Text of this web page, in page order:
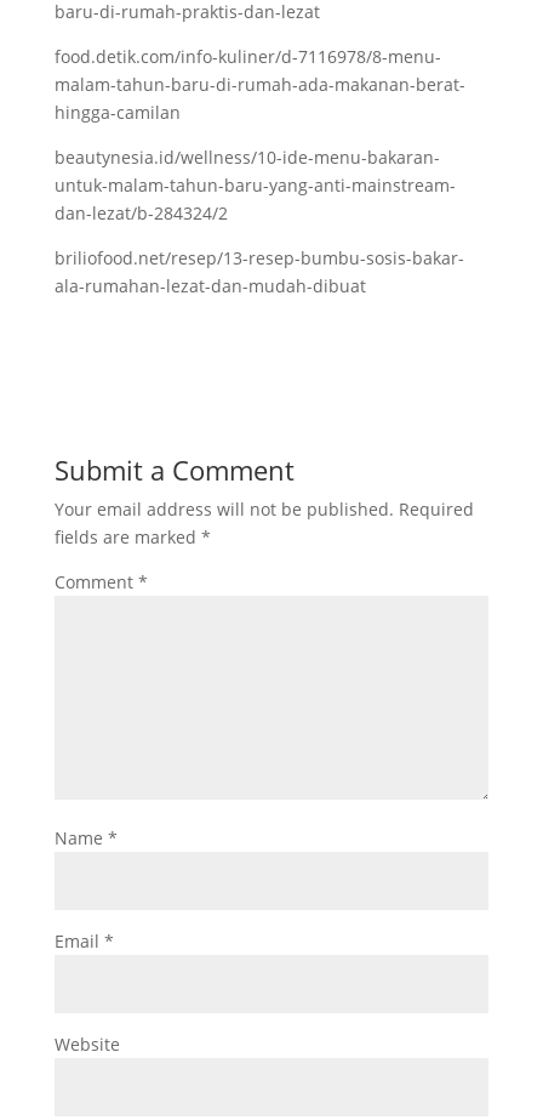
baru-di-rumah-praktis-dan-lezat
food.detik.com/info-kuliner/d-7116978/8-menu-
malam-tahun-baru-di-rumah-ada-makanan-berat-
hingga-camilan
beautynesia.id/wellness/10-ide-menu-bakaran-
untuk-malam-tahun-baru-yang-anti-mainstream-
dan-lezat/b-284324/2
briliofood.net/resep/13-resep-bumbu-sosis-bakar-
ala-rumahan-lezat-dan-mudah-dibuat
Submit a Comment
Your email address will not be published. Required
fields are marked *
Comment *
Name *
Email *
Website